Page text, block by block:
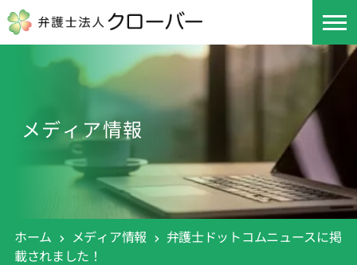
メディア情報
ホーム メディア情報
弁護士ドットコムニュースに掲
載されました！